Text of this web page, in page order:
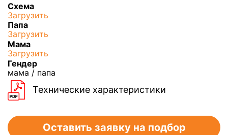
Схема
Загрузить
Папа
Загрузить
Мама
Загрузить
Гендер
мама / папа
Технические характеристики
Оставить заявку на подбор